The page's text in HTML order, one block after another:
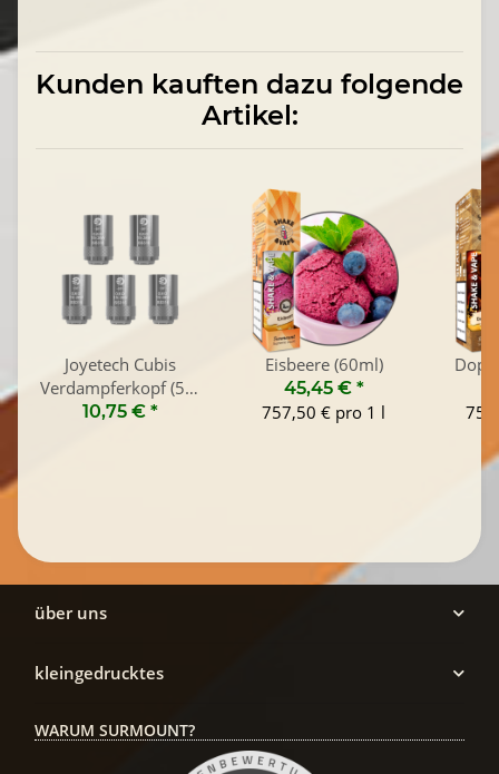
Kunden kauften dazu folgende
Artikel:
Joyetech Cubis
Verdampferkopf (5er
Pack)
10,75 € *
Eisbeere (60ml)
45,45 € *
757,50 € pro 1 l
über uns
kleingedrucktes
WARUM SURMOUNT?